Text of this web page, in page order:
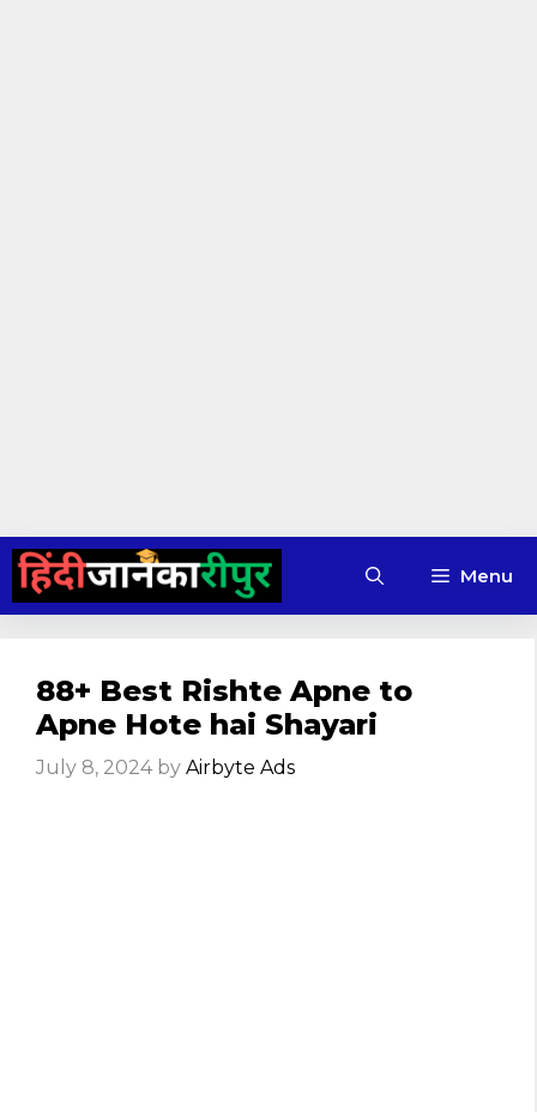
Skip
content
Menu
88+ Best Rishte Apne to
Apne Hote hai Shayari
July 8, 2024 by Airbyte Ads